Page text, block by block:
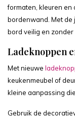
formaten, kleuren
bordenwand. Met de
bord veilig en
Ladeknoppen
Met nieuwe
keukenmeubel of
kleine aanpassing
Gebruik de